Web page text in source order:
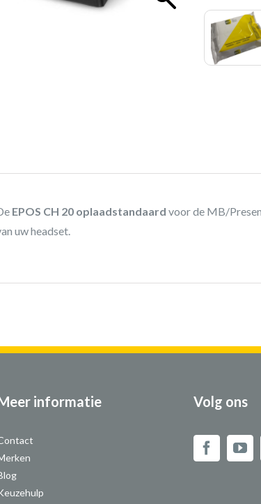
EPOS CH 20 oplaadstandaard voor de MB/
uw headset.
informatie Volg ons